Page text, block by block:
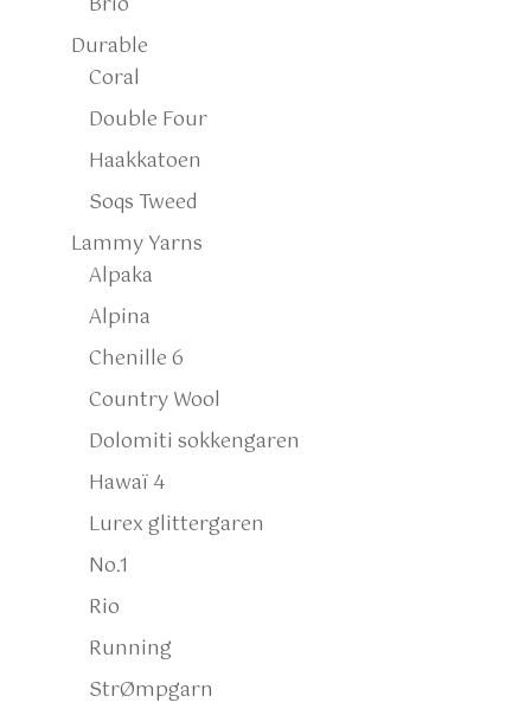
Durable
Coral
Double Four
Haakkatoen
Soqs Tweed
Lammy Yarns
Alpaka
Alpina
Chenille 6
Country Wool
Dolomiti sokkengaren
Hawaï 4
Lurex glittergaren
No.1
Rio
Running
StrØmpgarn